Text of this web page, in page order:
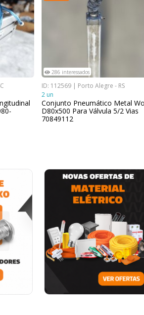
286 interessados
ID: 112569 | Porto Alegre - RS
2 un
Conjunto Pneumático Metal
D80x500 Para Válvula 5/2 Vias
70849112